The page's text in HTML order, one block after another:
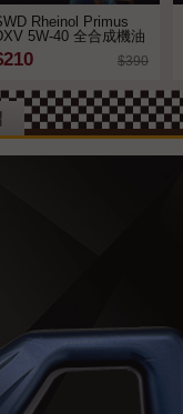
Rheinol Primus
5W-40 全合成機油
新包裝
$390